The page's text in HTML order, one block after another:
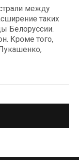
между
таких
Белоруссии.
Кроме того,